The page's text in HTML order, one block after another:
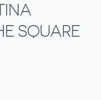
SQUARE